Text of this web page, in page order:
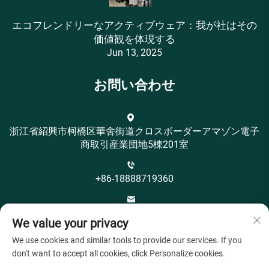
エコフレンドリーなアクティブウェア：我が社はその
価値観を体現する
Jun 13, 2025
お問い合わせ
浙江省紹興市柯橋区華舍街道クロスボーダーアマゾン電子
商取引産業団地5棟201室
+86-18888719360
We value your privacy
We use cookies and similar tools to provide our services. If you
don't want to accept all cookies, click Personalize cookies.